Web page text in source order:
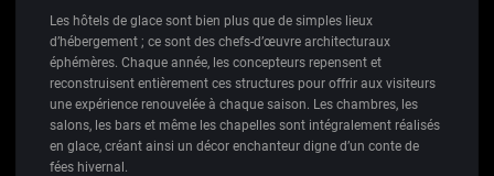
Les hôtels de glace sont bien plus que de simples lieux
d’hébergement ; ce sont des chefs-d’œuvre architecturaux
éphémères. Chaque année, les concepteurs repensent et
reconstruisent entièrement ces structures pour offrir aux visiteurs
une expérience renouvelée à chaque saison. Les chambres, les
salons, les bars et même les chapelles sont intégralement réalisés
en glace, créant ainsi un décor enchanteur digne d’un conte de
fées hivernal.